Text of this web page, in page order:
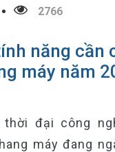
2766
năng cần
máy năm
thời đại công
máy đang